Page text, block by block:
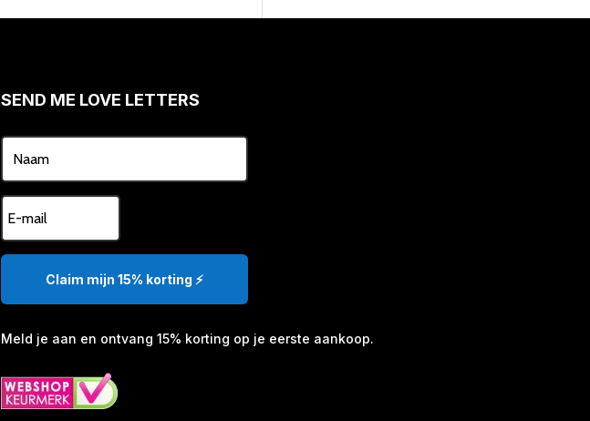
SEND ME LOVE LETTERS
Claim mijn 15% korting ⚡️
Meld je aan en ontvang 15% korting op je eerste aankoop.